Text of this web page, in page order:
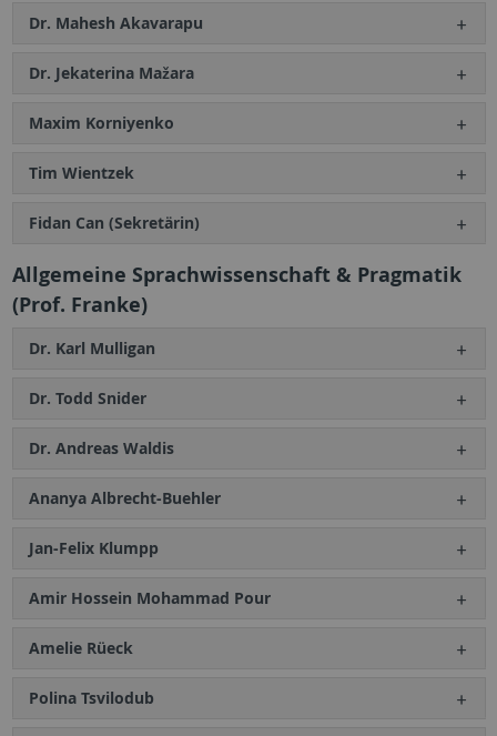
Dr. Mahesh Akavarapu
Dr. Jekaterina Mažara
Maxim Korniyenko
Tim Wientzek
Fidan Can (Sekretärin)
Allgemeine Sprachwissenschaft & Pragmatik
(Prof. Franke)
Dr. Karl Mulligan
Dr. Todd Snider
Dr. Andreas Waldis
Ananya Albrecht-Buehler
Jan-Felix Klumpp
Amir Hossein Mohammad Pour
Amelie Rüeck
Polina Tsvilodub